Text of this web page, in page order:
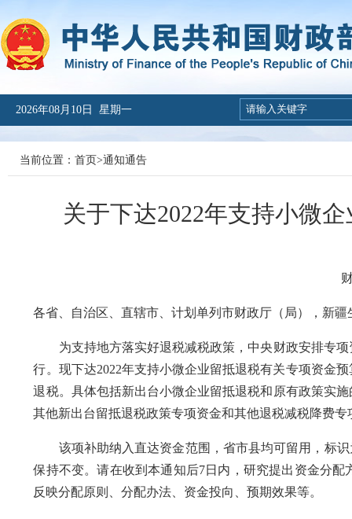
2026年08月10日 星期一
当前位置： 首页>通知通告
关于下达2022年支持小微
各省、自治区、直辖市、计划单列市财政厅（局），新
为支持地方落实好退税减税政策，中央财政安排专项
行。现下达2022年支持小微企业留抵退税有关专项资金
退税。具体包括新出台小微企业留抵退税和原有政策实
其他新出台留抵退税政策专项资金和其他退税减税降费
该项补助纳入直达资金范围，省市县均可留用，标识
保持不变。请在收到本通知后7日内，研究提出资金分
反映分配原则、分配办法、资金投向、预期效果等。